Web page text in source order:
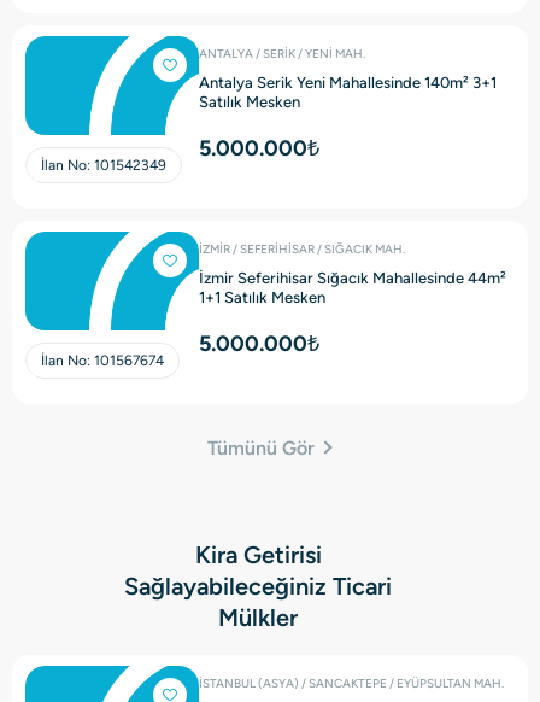
İlan No: 101542349
ANTALYA / SERİK / YENİ MAH.
Antalya Serik Yeni Mahallesinde 140m² 3+1
Satılık Mesken
5.000.000₺
İlan No: 101567674
İZMİR / SEFERİHİSAR / SIĞACIK MAH.
İzmir Seferihisar Sığacık Mahallesinde 44m²
1+1 Satılık Mesken
5.000.000₺
Tümünü Gör
Kira Getirisi
Sağlayabileceğiniz Ticari
Mülkler
İSTANBUL (ASYA) / SANCAKTEPE / EYÜPSULTAN MAH.